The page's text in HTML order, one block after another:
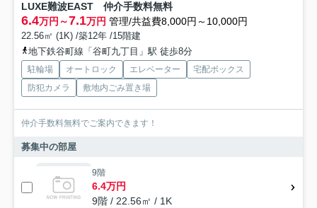
LUXE難波EAST 仲介手数料無料
6.4万円～7.1万円 管理/共益費8,000円～10,000円
22.56㎡ (1K) /築12年 /15階建
地下鉄谷町線「谷町九丁目」駅 徒歩8分
駐輪場 オートロック エレベーター
宅配ボックス
防犯カメラ
敷地内ごみ置き場
仲介手数料無料でご案内できます！
募集中の部屋
9階
6.4万円
9階 / 22.56㎡ / 1K